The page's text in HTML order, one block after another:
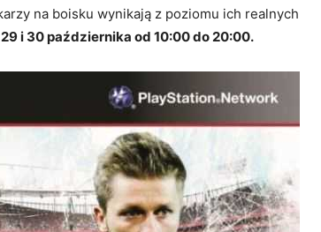
na boisku wynikają z poziomu ich realnych
29 i 30 października od 10:00 do 20:00.